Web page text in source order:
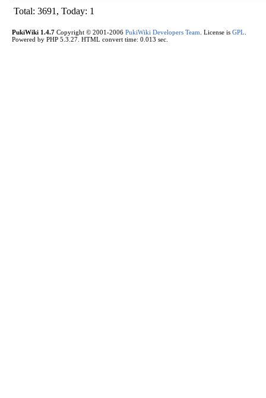
Total: 3691, Today: 1
PukiWiki 1.4.7Copyright © 2001-2006 PukiWiki Developers Team . License is GPL
Powered by PHP 5.3.27. HTML convert time: 0.013 sec.